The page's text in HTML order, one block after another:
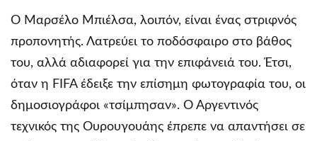
Ο Μαρσέλο Μπιέλσα, λοιπόν, είναι ένας στριφνός
προπονητής. Λατρεύει το ποδόσφαιρο στο βάθος
του, αλλά αδιαφορεί για την επιφάνειά του. Έτσι,
όταν η FIFA έδειξε την επίσημη φωτογραφία του, οι
δημοσιογράφοι «τσίμπησαν». Ο Αργεντινός
τεχνικός της Ουρουγουάης έπρεπε να απαντήσει σε